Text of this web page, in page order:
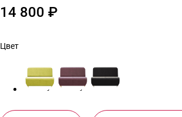
14 800 ₽
Цвет